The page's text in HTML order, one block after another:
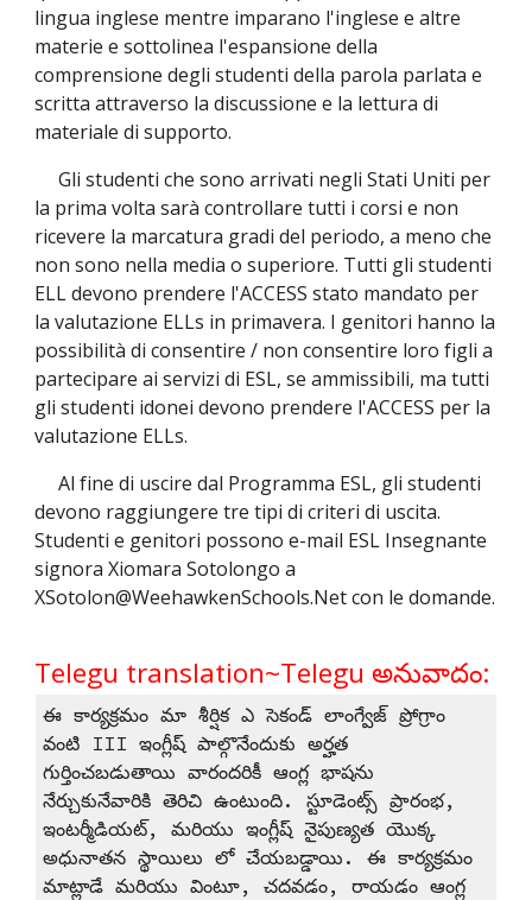
lingua inglese mentre imparano l'inglese e altre
materie e sottolinea l'espansione della
comprensione degli studenti della parola parlata e
scritta attraverso la discussione e la lettura di
materiale di supporto.
Gli studenti che sono arrivati ​​negli Stati Uniti per
la prima volta sarà controllare tutti i corsi e non
ricevere la marcatura gradi del periodo, a meno che
non sono nella media o superiore. Tutti gli studenti
ELL devono prendere l'ACCESS stato mandato per
la valutazione ELLs in primavera. I genitori hanno la
possibilità di consentire / non consentire loro figli a
partecipare ai servizi di ESL, se ammissibili, ma tutti
gli studenti idonei devono prendere l'ACCESS per la
valutazione ELLs.
Al fine di uscire dal Programma ESL, gli studenti
devono raggiungere tre tipi di criteri di uscita.
Studenti e genitori possono e-mail ESL Insegnante
signora Xiomara Sotolongo a
XSotolon@WeehawkenSchools.Net con le domande.
Telegu translation~Telegu అనువాదం:
ఈ కార్యక్రమం మా శీర్షిక ఎ సెకండ్ లాంగ్వేజ్ ప్రోగ్రాం
వంటి III ఇంగ్లీష్ పాల్గొనేందుకు అర్హత
గుర్తించబడుతాయి వారందరికీ ఆంగ్ల భాషను
నేర్చుకునేవారికి తెరిచి ఉంటుంది. స్టూడెంట్స్ ప్రారంభ,
ఇంటర్మీడియట్, మరియు ఇంగ్లీష్ నైపుణ్యత యొక్క
అధునాతన స్థాయిలు లో చేయబడ్డాయి. ఈ కార్యక్రమం
మాట్లాడే మరియు వింటూ, చదవడం, రాయడం ఆంగ్ల